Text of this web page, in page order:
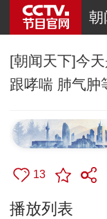
朝
[朝闻天下]今
跟哮喘 肺气肿
13
播放列表